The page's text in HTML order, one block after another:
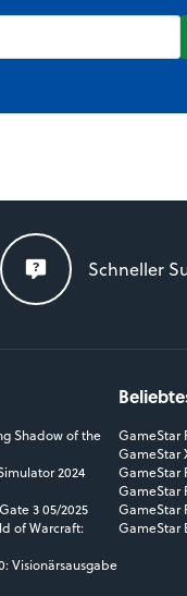
Schneller
Shadow of the
2024
3 05/2025
of Warcraft:
Visionärsausgabe
GameStar
GameStar
GameStar
GameStar
GameStar
GameStar